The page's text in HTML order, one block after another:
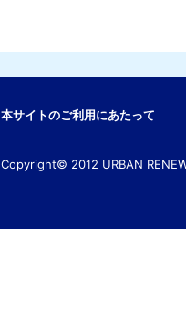
本サイトのご利用にあたって
Copyright© 2012 URBAN